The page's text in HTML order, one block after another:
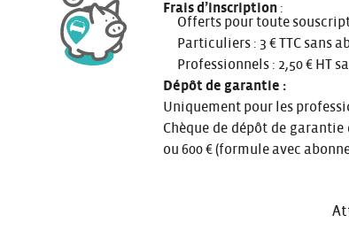
Frais d’inscription:
Offerts pour toute
Particuliers : 3 € TTC sans
Professionnels : 2,50 € HT
Dépôt de garantie :
Uniquement pour les
Chèque de dépôt de
ou 600 € (formule avec